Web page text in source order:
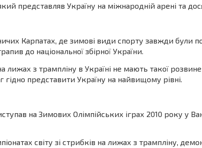
представляв Україну на міжнародній арені та
Карпатах, де зимові види спорту завжди були
до національної збірної України.
з трампліну в Україні не мають такої
представити Україну на найвищому рівні.
на Зимових Олімпійських іграх 2010 року у
світу зі стрибків на лижах з трампліну,